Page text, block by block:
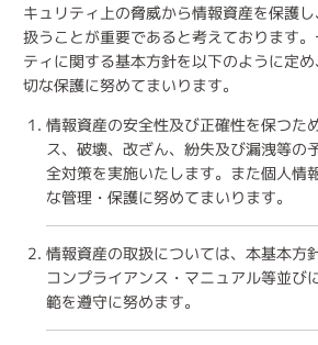
キュリティ上の脅威から情報資産を保護
扱うことが重要であると考えております
ティに関する基本方針を以下のように定
切な保護に努めてまいります。
情報資産の安全性及び正確性を保つた
ス、破壊、改ざん、紛失及び漏洩等の
全対策を実施いたします。また個人情
な管理・保護に努めてまいります。
情報資産の取扱については、本基本方
コンプライアンス・マニュアル等並び
範を遵守に努めます。